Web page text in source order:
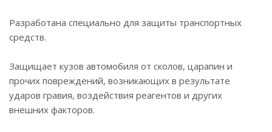
Разработана специально для защиты транспортных
средств.
Защищает кузов автомобиля от сколов, царапин и
прочих повреждений, возникающих в результате
ударов гравия, воздействия реагентов и других
внешних факторов.